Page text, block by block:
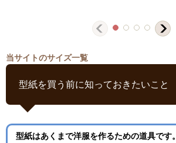
当サイトのサイズ一覧
型紙を買う前に知っておきたいこと
型紙はあくまで洋服を作るための道具です。